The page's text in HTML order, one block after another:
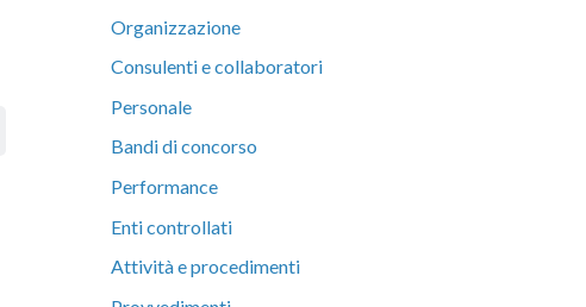
Organizzazione
Consulenti e collaboratori
Personale
Bandi di concorso
Performance
Enti controllati
Attività e procedimenti